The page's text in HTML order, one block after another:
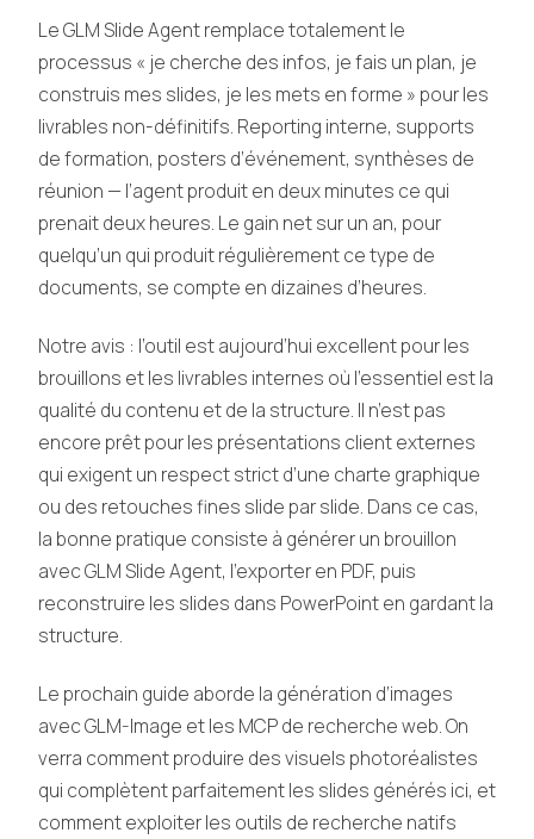
Le GLM Slide Agent remplace totalement le
processus « je cherche des infos, je fais un plan, je
construis mes slides, je les mets en forme » pour les
livrables non-définitifs. Reporting interne, supports
de formation, posters d’événement, synthèses de
réunion — l’agent produit en deux minutes ce qui
prenait deux heures. Le gain net sur un an, pour
quelqu’un qui produit régulièrement ce type de
documents, se compte en dizaines d’heures.
Notre avis : l’outil est aujourd’hui excellent pour les
brouillons et les livrables internes où l’essentiel est la
qualité du contenu et de la structure. Il n’est pas
encore prêt pour les présentations client externes
qui exigent un respect strict d’une charte graphique
ou des retouches fines slide par slide. Dans ce cas,
la bonne pratique consiste à générer un brouillon
avec GLM Slide Agent, l’exporter en PDF, puis
reconstruire les slides dans PowerPoint en gardant la
structure.
Le prochain guide aborde la génération d’images
avec GLM-Image et les MCP de recherche web. On
verra comment produire des visuels photoréalistes
qui complètent parfaitement les slides générés ici, et
comment exploiter les outils de recherche natifs